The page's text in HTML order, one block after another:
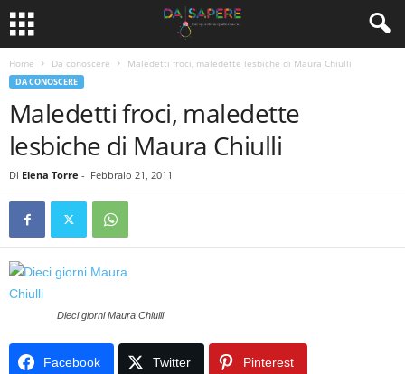
Home Da conoscere Maledetti froci, maledette lesbiche di Maura Chiulli
DA CONOSCERE
Maledetti froci, maledette
lesbiche di Maura Chiulli
Di Elena Torre - Febbraio 21, 2011
Dieci giorni Maura Chiulli
Facebook Twitter Pinterest